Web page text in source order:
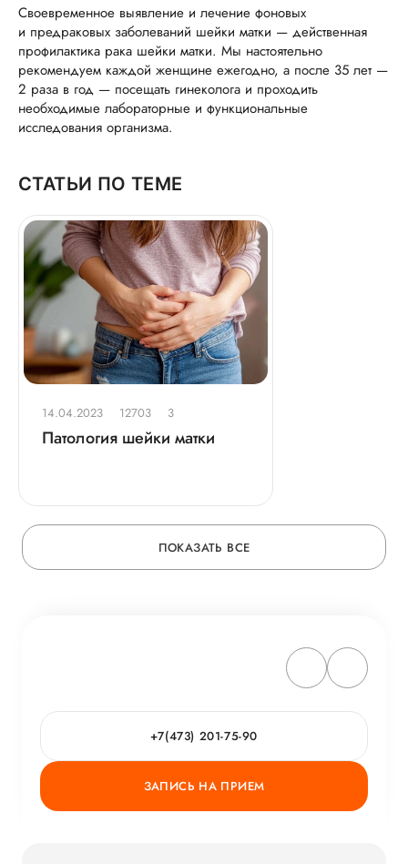
Своевременное выявление и лечение фоновых
и предраковых заболеваний шейки матки — действенная
профилактика рака шейки матки. Мы настоятельно
рекомендуем каждой женщине ежегодно, а после 35 лет —
2 раза в год — посещать гинеколога и проходить
необходимые лабораторные и функциональные
исследования организма.
СТАТЬИ ПО ТЕМЕ
14.04.2023 12703 3
Патология шейки матки
ПОКАЗАТЬ ВСЕ
+7(473) 201-75-90
ЗАПИСЬ НА ПРИЕМ